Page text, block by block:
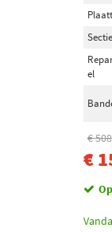
Sectie
el
€
€